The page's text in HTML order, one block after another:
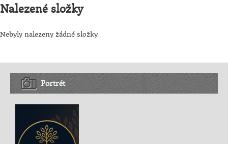
Nalezené složky
Nebyly nalezeny žádné složky
Portrét